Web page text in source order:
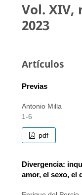
Vol. XIV,
2023
Artículos
Previas
Antonio Milla
1-6
pdf
Divergencia:
amor, el sexo, el